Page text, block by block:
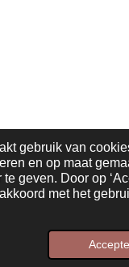
gebruik van
en op maat
geven. Door op
met het
Telefoonnummer